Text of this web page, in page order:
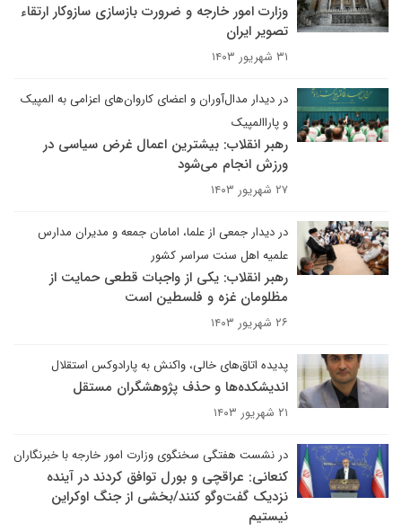
وزارت امور خارجه و ضرورت بازسازی سازوکار ارتقاء
تصویر ایران
۳۱ شهریور ۱۴۰۳
در دیدار مدال‌آوران و اعضای کاروان‌های اعزامی به المپیک
و پاراالمپیک
رهبر انقلاب: بیشترین اعمال غرض سیاسی در
ورزش انجام می‌شود
۲۷ شهریور ۱۴۰۳
در دیدار جمعی از علما، امامان جمعه و مدیران مدارس
علمیه اهل سنت سراسر کشور
رهبر انقلاب: یکی از واجبات قطعی حمایت از
مظلومان غزه و فلسطین است
۲۶ شهریور ۱۴۰۳
پدیده اتاق‌های خالی، واکنش به پارادوکس استقلال
اندیشکده‌ها و حذف پژوهشگران مستقل
۲۱ شهریور ۱۴۰۳
در نشست هفتگی سخنگوی وزارت امور خارجه با خبرنگاران
کنعانی: عراقچی و بورل توافق کردند در آینده
نزدیک گفت‌وگو کنند/بخشی از جنگ اوکراین
نیستیم